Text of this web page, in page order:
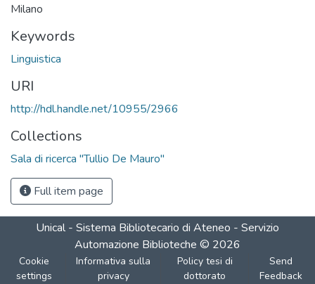
Milano
Keywords
Linguistica
URI
http://hdl.handle.net/10955/2966
Collections
Sala di ricerca "Tullio De Mauro"
Full item page
Unical - Sistema Bibliotecario di Ateneo - Servizio
Automazione Biblioteche © 2026
Cookie
settings
Informativa sulla
privacy
Policy tesi di
dottorato
Send
Feedback